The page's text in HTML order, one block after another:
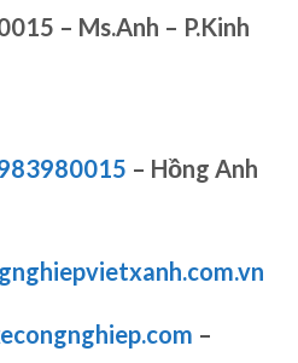
– Ms.Anh – P.Kinh
– Hồng Anh
–